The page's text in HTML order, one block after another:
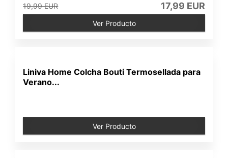
19,99 EUR 17,99 EUR
Ver Producto
Liniva Home Colcha Bouti Termosellada para
Verano...
Ver Producto